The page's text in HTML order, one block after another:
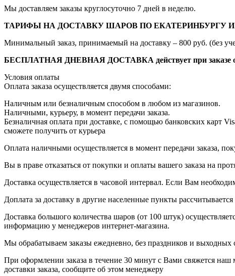
Мы доставляем заказы круглосуточно 7 дней в неделю.
ТАРИФЫ НА ДОСТАВКУ ШАРОВ ПО ЕКАТЕРИНБУРГУ
Минимальный заказ, принимаемый на доставку – 800 руб. (без
БЕСПЛАТНАЯ ДНЕВНАЯ ДОСТАВКА действует при заказе от
Условия оплаты
Оплата заказа осуществляется двумя способами:
Наличным или безналичным способом в любом из магазинов.
Наличными, курьеру, в момент передачи заказа.
Безналичная оплата при доставке, с помощью банковских карт
сможете получить от курьера
Оплата наличными осуществляется в момент передачи заказа,
Вы в праве отказаться от покупки и оплаты вашего заказа на
Доставка осуществляется в часовой интервал. Если Вам
Доплата за доставку в другие населенные пункты
Доставка большого количества шаров (от 100 штук)
информацию у менеджеров интернет-магазина.
Мы обрабатываем заказы ежедневно, без праздников и выходных
При оформлении заказа в течение 30 минут с Вами свяжется наш
доставки заказа, сообщите об этом менеджеру